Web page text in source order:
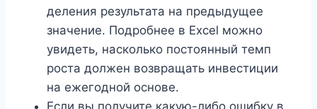
деления результата на предыдущее
значение. Подробнее в Excel можно
увидеть, насколько постоянный темп
роста должен возвращать инвестиции
на ежегодной основе.
Если вы получите какую-либо ошибку в